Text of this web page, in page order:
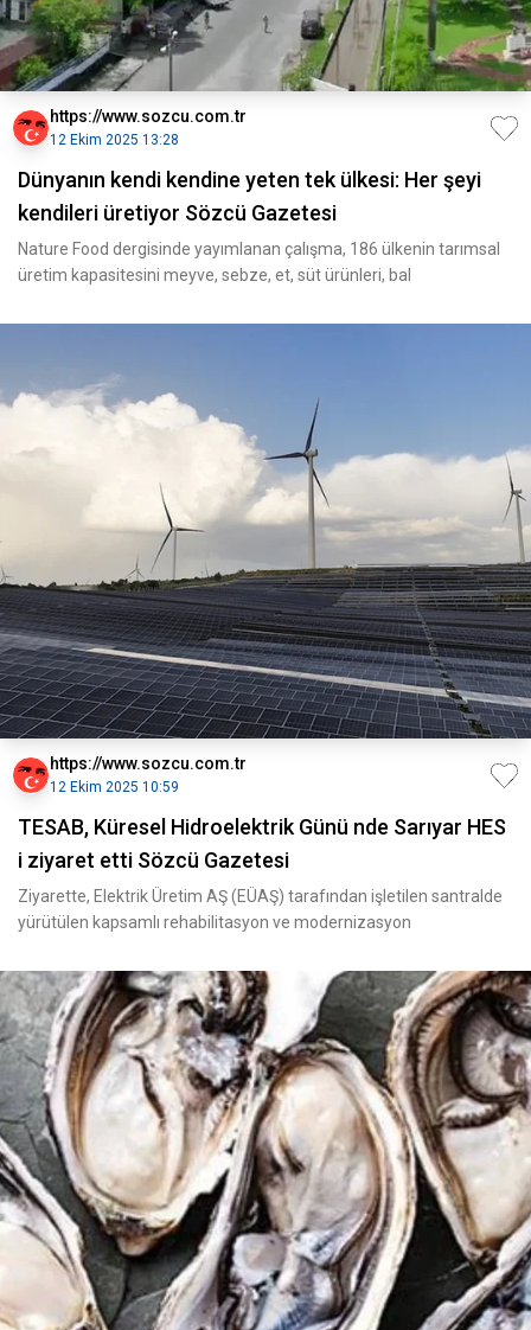
https://www.sozcu.com.tr
12 Ekim 2025 13:28
Dünyanın kendi kendine yeten tek ülkesi: Her şeyi
kendileri üretiyor Sözcü Gazetesi
Nature Food dergisinde yayımlanan çalışma, 186 ülkenin tarımsal
üretim kapasitesini meyve, sebze, et, süt ürünleri, bal
https://www.sozcu.com.tr
12 Ekim 2025 10:59
TESAB, Küresel Hidroelektrik Günü nde Sarıyar HES
i ziyaret etti Sözcü Gazetesi
Ziyarette, Elektrik Üretim AŞ (EÜAŞ) tarafından işletilen santralde
yürütülen kapsamlı rehabilitasyon ve modernizasyon